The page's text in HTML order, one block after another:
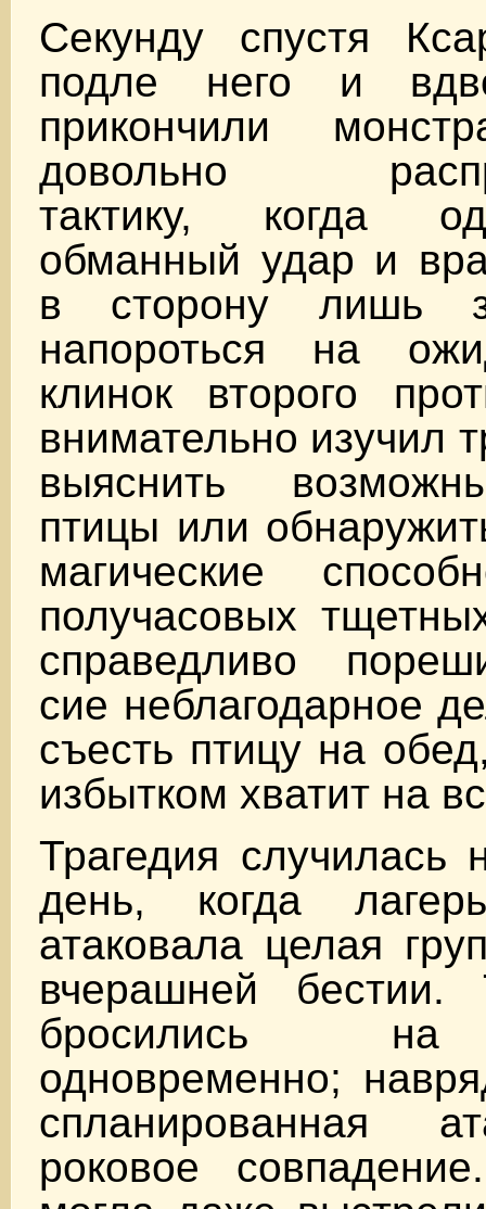
Секунду спустя
подле него и
прикончили
довольно
тактику, когда
обманный удар и
в сторону лишь
напороться на
клинок второго
внимательно изучил
выяснить
птицы или
магические
получасовых
справедливо
сие неблагодарное
съесть птицу на
избытком хватит на
Трагедия
день, когда
атаковала целая
вчерашней
бросились на
одновременно;
спланированная
роковое